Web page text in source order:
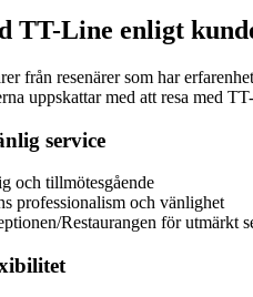
TT-Line enligt
från resenärer som har
uppskattar med att resa med
service
och tillmötesgående
professionalism och vänlighet
Restaurangen för utmärkt